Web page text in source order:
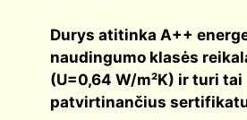
Durys atitinka A++
naudingumo klasės
(U=0,64 W/m²K) ir turi tai
patvirtinančius